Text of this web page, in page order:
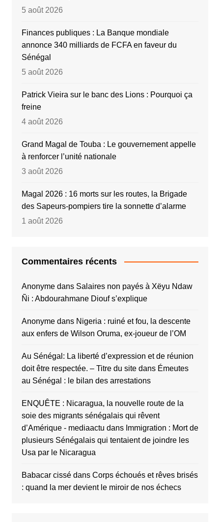
5 août 2026
Finances publiques : La Banque mondiale
annonce 340 milliards de FCFA en faveur du
Sénégal
5 août 2026
Patrick Vieira sur le banc des Lions : Pourquoi ça
freine
4 août 2026
Grand Magal de Touba : Le gouvernement appelle
à renforcer l’unité nationale
3 août 2026
Magal 2026 : 16 morts sur les routes, la Brigade
des Sapeurs-pompiers tire la sonnette d’alarme
1 août 2026
Commentaires récents
Anonymedans Salaires non payés à Xëyu Ndaw
Ñi : Abdourahmane Diouf s’explique
Anonymedans Nigeria : ruiné et fou, la descente
aux enfers de Wilson Oruma, ex-joueur de l’OM
Au Sénégal: La liberté d’expression et de réunion
doit être respectée. – Titre du sitedans Émeutes
au Sénégal : le bilan des arrestations
ENQUÊTE : Nicaragua, la nouvelle route de la
soie des migrants sénégalais qui rêvent
d’Amérique - mediaactu dans Immigration : Mort de
plusieurs Sénégalais qui tentaient de joindre les
Usa par le Nicaragua
Babacar cissédans Corps échoués et rêves brisés
: quand la mer devient le miroir de nos échecs